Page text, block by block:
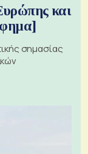
και
σημασίας